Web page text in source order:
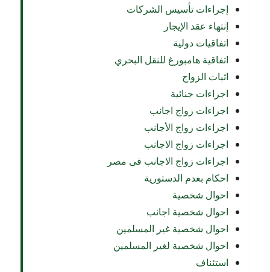
إجراءات تأسيس الشركات
إنتهاء عقد الإيجار
اتفاقيات دولية
اتفاقية هامبورغ للنقل البحري
اثبات الزواج
اجراءات جنائية
اجراءات زواج اجانب
اجراءات زواج الأجانب
اجراءات زواج الاجانب
اجراءات زواج الاجانب فى مصر
احكام بعدم الدستورية
احوال شخصية
احوال شخصية اجانب
احوال شخصية غير المسلمين
احوال شخصية لغير المسلمين
استئناف